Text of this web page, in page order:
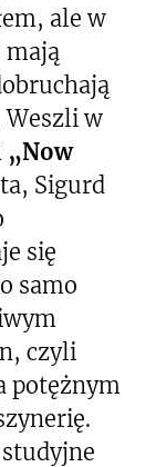
ale w
mają
Weszli w
„Now
Sigurd
się
samo
czyli
potężnym